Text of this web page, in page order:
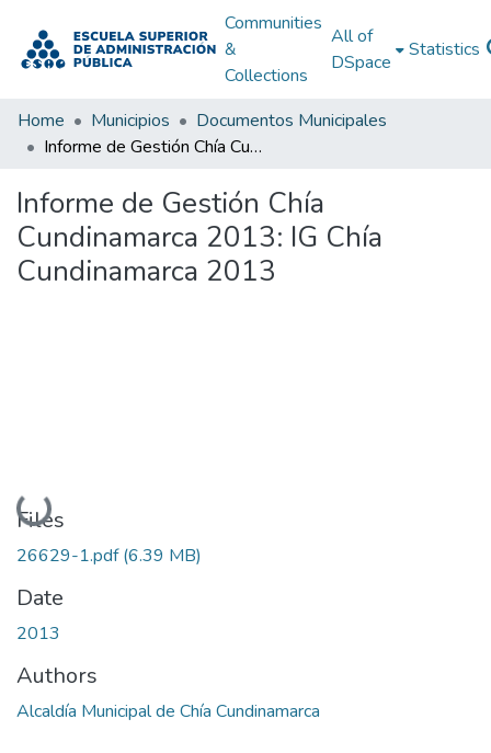
Communities
&
Collections
All of
DSpace
Statistics
Home Municipios
Documentos Municipales
Informe de Gestión Chía Cundinamarca 2013: IG Chía Cundinamarca 2013
Informe de Gestión Chía
Cundinamarca 2013: IG Chía
Cundinamarca 2013
Loading...
Files
26629-1.pdf(6.39 MB)
Date
2013
Authors
Alcaldía Municipal de Chía Cundinamarca